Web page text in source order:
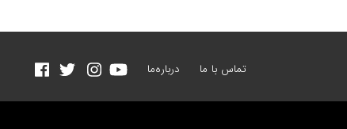
تماس با ما درباره‌ما